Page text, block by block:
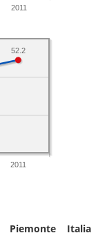
2011
2011
52.2
Piemonte Italia